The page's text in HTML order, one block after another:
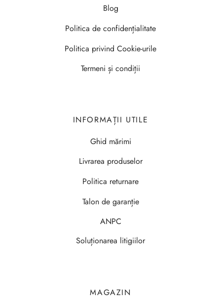
Blog
Politica de confidențialitate
Politica privind Cookie-urile
Termeni și condiții
INFORMAȚII UTILE
Ghid mărimi
Livrarea produselor
Politica returnare
Talon de garanție
ANPC
Soluționarea litigiilor
MAGAZIN